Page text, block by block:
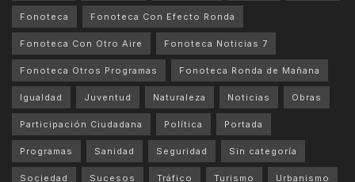
Fonoteca Fonoteca Con Efecto Ronda
Fonoteca Con Otro Aire Fonoteca Noticias 7
Fonoteca Otros Programas Fonoteca Ronda de Mañana
Igualdad Juventud Naturaleza Noticias Obras
Participación Ciudadana Política Portada
Programas Sanidad Seguridad Sin categoría
Sociedad Sucesos Tráfico Turismo Urbanismo